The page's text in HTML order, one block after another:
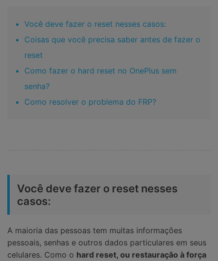
Você deve fazer o reset nesses casos:
Coisas que você precisa saber antes de fazer o
reset
Como fazer o hard reset no OnePlus sem
senha?
Como resolver o problema do FRP?
Você deve fazer o reset nesses
casos:
A maioria das pessoas tem muitas informações
pessoais, senhas e outros dados particulares em seus
celulares. Como o hard reset, ou restauração à força